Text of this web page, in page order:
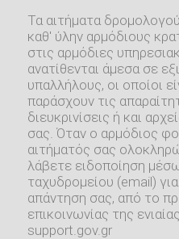
Τα αιτήματα
καθ' ύλην αρμόδιους
στις αρμόδιες
ανατίθενται άμεσα σε
υπαλλήλους, οι οποίοι
παράσχουν τις
διευκρινίσεις ή και
σας. Όταν ο αρμόδιος
αιτήματός σας
λάβετε ειδοποίηση
ταχυδρομείου (email)
απάντηση σας, από το
επικοινωνίας της
support.gov.gr